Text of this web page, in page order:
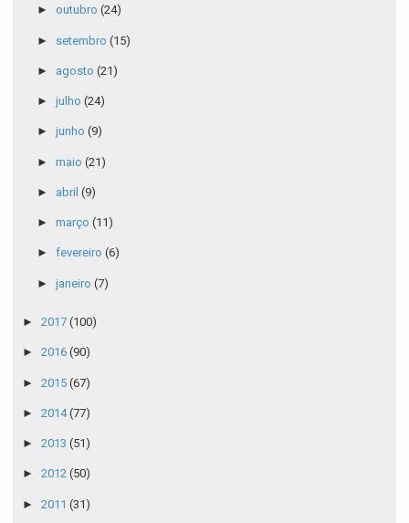
► outubro (24)
► setembro (15)
► agosto (21)
► julho (24)
► junho (9)
► maio (21)
► abril (9)
► março (11)
► fevereiro (6)
► janeiro (7)
► 2017 (100)
► 2016 (90)
► 2015 (67)
► 2014(77)
► 2013 (51)
► 2012 (50)
► 2011 (31)